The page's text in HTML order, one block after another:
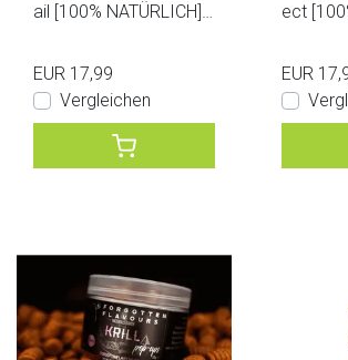
ail [100% NATÜRLICH]
EUR 17,99
Vergleichen
ect
EUR